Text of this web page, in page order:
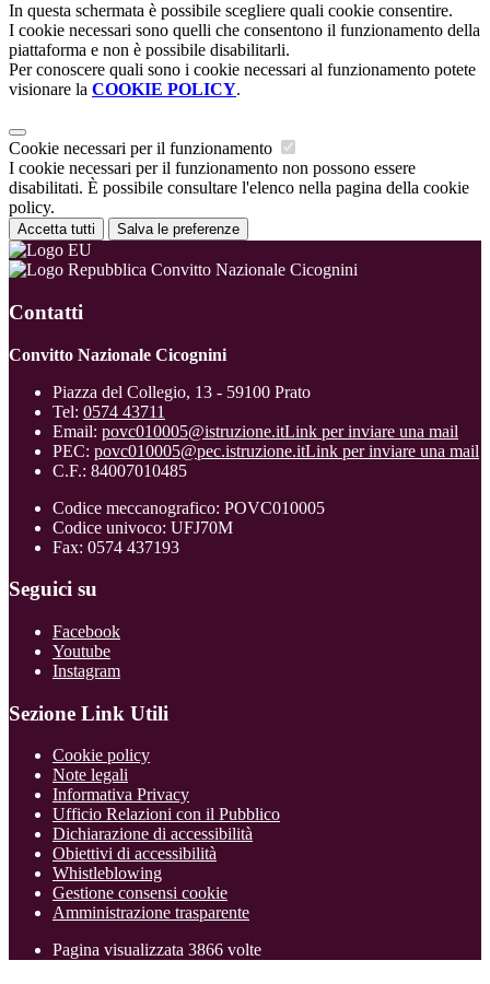
In questa schermata è possibile scegliere quali cookie consentire.
I cookie necessari sono quelli che consentono il funzionamento della
piattaforma e non è possibile disabilitarli.
Per conoscere quali sono i cookie necessari al funzionamento potete
visionare la COOKIE POLICY.
Cookie necessari per il funzionamento
I cookie necessari per il funzionamento non possono essere
disabilitati. È possibile consultare l'elenco nella pagina della cookie
policy.
Accetta tutti Salva le preferenze
Convitto Nazionale Cicognini
Contatti
Convitto Nazionale Cicognini
Piazza del Collegio, 13 - 59100 Prato
Tel: 0574 43711
Email: povc010005@istruzione.itLink per inviare una mail
PEC: povc010005@pec.istruzione.itLink per inviare una mail
C.F.: 84007010485
Codice meccanografico: POVC010005
Codice univoco: UFJ70M
Fax: 0574 437193
Seguici su
Facebook
Youtube
Instagram
Sezione Link Utili
Cookie policy
Note legali
Informativa Privacy
Ufficio Relazioni con il Pubblico
Dichiarazione di accessibilità
Obiettivi di accessibilità
Whistleblowing
Gestione consensi cookie
Amministrazione trasparente
Pagina visualizzata 3866 volte